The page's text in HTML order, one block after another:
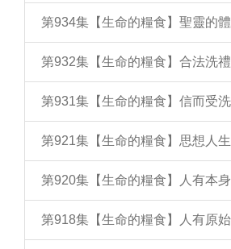
第934集【生命的糧食】聖靈的
第932集【生命的糧食】合法洗
第931集【生命的糧食】信而受
第921集【生命的糧食】思想人
第920集【生命的糧食】人有本
第918集【生命的糧食】人有原